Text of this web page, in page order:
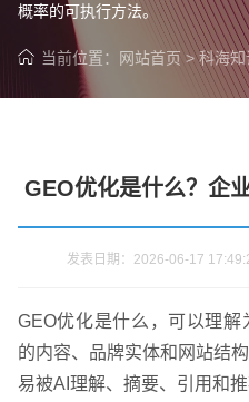
概率的可执行方法。
当前位置： 网站首页 >科海知
GEO优化是什么？企
发表日期：2026-06-17
GEO优化是什么，可以理
的内容、品牌实体和网站结
易被AI理解、摘要、引用和推